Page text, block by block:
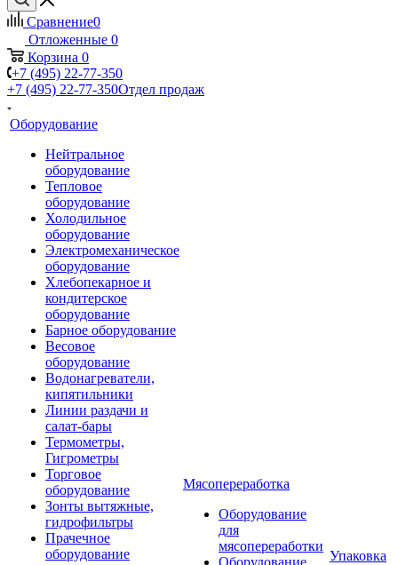
Сравнение0
Отложенные 0
Корзина 0
+7 (495) 22-77-350
+7 (495) 22-77-350Отдел продаж
Оборудование
Нейтральное
оборудование
Тепловое
оборудование
Холодильное
оборудование
Электромеханическое
оборудование
Хлебопекарное и
кондитерское
оборудование
Барное оборудование
Весовое
оборудование
Водонагреватели,
кипятильники
Линии раздачи и
салат-бары
Термометры,
Гигрометры
Торговое
оборудование
Зонты вытяжные,
гидрофильтры
Прачечное
оборудование
Мясопереработка
Оборудование
для
мясопереработки
Оборудование
Упаковка